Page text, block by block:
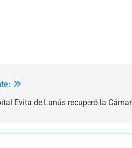
Evita de Lanús recuperó la